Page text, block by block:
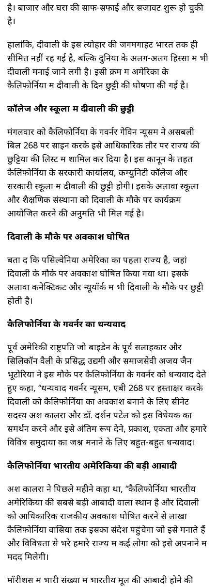
है। बाजार और घरों की साफ-सफाई और सजावट शुरू हो चुकी
है।
हालांकि, दीवाली के इस त्योहार की जगमगाहट भारत तक ही
सीमित नहीं रह गई है, बल्कि दुनिया के अलग-अलग हिस्सों में भी
दीवाली मनाई जाने लगी है। इसी क्रम में अमेरिका के
कैलिफोर्निया में दीवाली के दिन छुट्टी की घोषणा की गई है।
कॉलेज और स्कूलों में दीवाली की छुट्टी
मंगलवार को कैलिफोर्निया के गवर्नर गेविन न्यूसम ने असेंबली
बिल 268 पर साइन करके इसे आधिकारिक तौर पर राज्य की
छुट्टियों की लिस्ट में शामिल कर दिया है। इस कानून के तहत
कैलिफोर्निया के सरकारी कार्यालय, कम्युनिटी कॉलेज और
सरकारी स्कूलों में दीवाली की छुट्टी होगी। इसके अलावा स्कूलों
और शैक्षणिक संस्थानों को दिवाली के मौके पर कार्यक्रम
आयोजित करने की अनुमति भी मिल गई है।
दिवाली के मौके पर अवकाश घोषित
बता दें कि पेंसिल्वेनिया अमेरिका का पहला राज्य है, जहां
दिवाली के मौके पर अवकाश घोषित किया गया था। इसके
अलावा कनेक्टिकट और न्यूयॉर्क में भी दिवाली के मौके पर छुट्टी
होती है।
कैलिफोर्निया के गवर्नर का धन्यवाद
पूर्व अमेरिकी राष्ट्रपति जो बाइडेन के पूर्व सलाहकार और
सिलिकॉन वैली के प्रसिद्ध उद्यमी और समाजसेवी अजय जैन
भूटोरिया ने इस मौके पर कैलिफोर्निया के गवर्नर को धन्यवाद देते
हुए कहा, “धन्यवाद गवर्नर न्यूसम, एबी 268 पर हस्ताक्षर करके
दिवाली को कैलिफोर्निया का अवकाश बनाने के लिए सीनेट
सदस्य अश कालरा और डॉ. दर्शन पटेल को इस विधेयक का
समर्थन करने और इसे अंतिम रूप देने, प्रकाश, एकता और हमारे
विविध समुदायों का जश्न मनाने के लिए बहुत-बहुत धन्यवाद।
कैलिफोर्निया भारतीय अमेरिकियों की बड़ी आबादी
अश कालरा ने पिछले महीने कहा था, “कैलिफोर्निया भारतीय
अमेरिकियों की सबसे बड़ी आबादी वाला स्थान है और दिवाली
को आधिकारिक राजकीय अवकाश घोषित करने से लाखों
कैलिफोर्निया वासियों तक इसका संदेश पहुंचेगा जो इसे मनाते हैं
और विविधता से भरे हमारे राज्य में कई लोगों को इसे अपनाने में
मदद मिलेगी।
मॉरीशस में भारी संख्या में भारतीय मूल की आबादी होने की